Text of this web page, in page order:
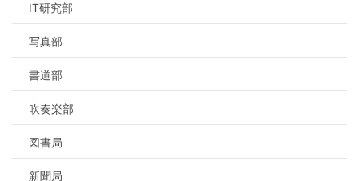
IT研究部
写真部
書道部
吹奏楽部
図書局
新聞局